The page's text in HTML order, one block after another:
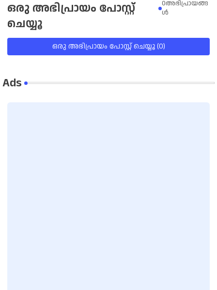
ഒരു അഭിപ്രായം പോസ്റ്റ്
ചെയ്യൂ
0അഭിപ്രായങ്ങ
ള്‍
ഒരു അഭിപ്രായം പോസ്റ്റ് ചെയ്യൂ (0)
Ads